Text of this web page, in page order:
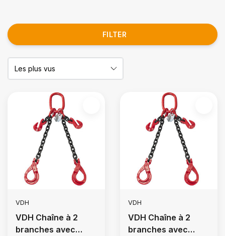
FILTER
VDH
VDH Chaîne à 2
branches avec
VDH
VDH Chaîne à 2
branches avec